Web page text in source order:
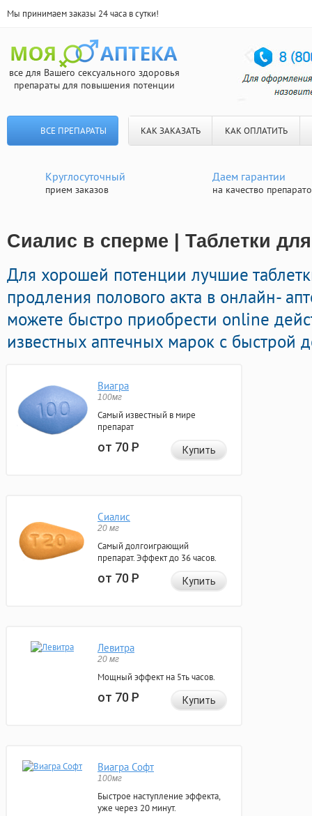
Мы принимаем заказы 24 часа в сутки!
все для Вашего сексуального здоровья
препараты для повышения потенции
ВСЕ ПРЕПАРАТЫ КАК ЗАКАЗАТЬ КАК ОПЛАТИТЬ
Круглосуточный
прием заказов
Даем гарантии
на качество
Сиалис в сперме | Таблетки
Для хорошей потенции лучшие
продления полового акта в онлайн-
можете быстро приобрести online
известных аптечных марок с быстрой
Виагра
100мг
Самый известный в мире
препарат
от 70Р Купить
Сиалис
20 мг
Самый долгоиграющий
препарат. Эффект до 36 часов.
от 70Р Купить
Левитра
20 мг
Мощный эффект на 5ть часов.
от 70Р Купить
Виагра Софт
100мг
Быстрое наступление эффекта,
уже через 20 минут.